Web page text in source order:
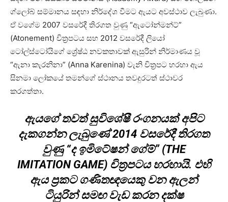
ග්ලෝබ් සම්මානය සඳහා නිර්දේශ වීමට ඇයට අවස්ථාව ලැබුණා.
ඒ වගේම 2007 වසරේදී තිරගත වුණු “ඇටෝන්මන්ට්”
(Atonement) චිත්‍රපටය සහ 2012 වසරේදී ලියෝ
ටෝල්ස්ටෝයිගේ ශ්‍රේෂ්ඨ නවකතාවක් ඇසුරින් නිර්මාණය වූ
“ඇනා කැරනිනා” (Anna Karenina) වැනි චිත්‍රපට හරහා ඇය
සිනමා ලෝකයේ තමන්ගේ ස්ථානය තවදුරටත් ස්ථාවර
කරගත්තා.
ඇයගේ තවත් සුවිශේෂී රංගනයක් අපිට
දැකගන්න ලැබුණේ 2014 වසරේදී තිරගත
වුණු “ද ඉමිටේෂන් ගේම්” (THE
IMITATION GAME) චිත්‍රපටය හරහායි. එහි
ඇය ප්‍රකට ගණිතඥයෙකු වන ඇලන්
ටියුරින් සමඟ වැඩ කරන දක්ෂ